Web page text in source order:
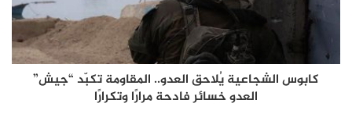
كابوس الشجاعية يُلاحق العدو.. المقاومة تكبّد “جيش”
العدو خسائر فادحة مرارًا وتكرارًا